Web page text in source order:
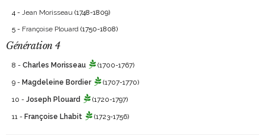
4 - Jean Morisseau (1748-1809)
5 - Françoise Plouard (1750-1808)
Génération 4
8 - Charles Morisseau (1700-1767)
9 - Magdeleine Bordier (1707-1770)
10 - Joseph Plouard (1720-1797)
11 - Françoise Lhabit (1723-1756)